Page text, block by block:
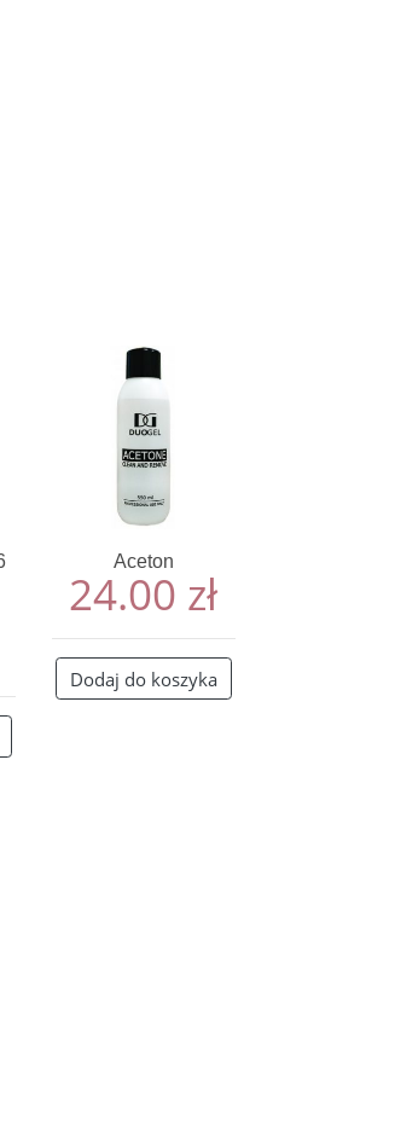
Aceton
24.00 zł
Dodaj do koszyka